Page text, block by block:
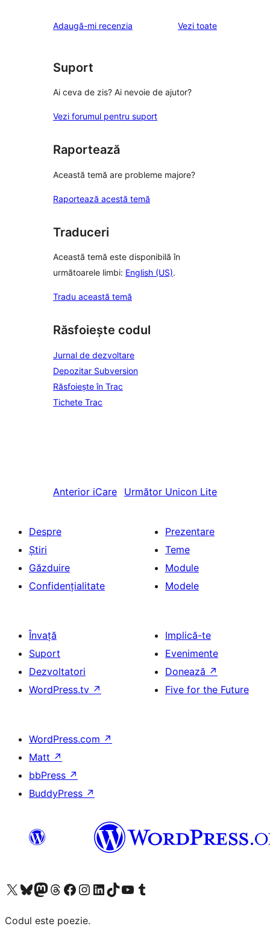
(stele)
recenzii
–
(stele)
Adaugă-mi recenzia Vezi toaterecenziile
Suport
Ai ceva de zis? Ai nevoie de ajutor?
Vezi forumul pentru suport
Raportează
Această temă are probleme majore?
Raportează acestă temă
Traduceri
Această temă este disponibilă în
următoarele limbi: English (US).
Tradu această temă
Răsfoiește codul
Jurnal de dezvoltare
Depozitar Subversion
Răsfoiește în Trac
Tichete Trac
Anterior iCare Următor Unicon Lite
Despre
Știri
Găzduire
Confidențialitate
Prezentare
Teme
Module
Modele
Învață
Suport
Dezvoltatori
WordPress.tv ↗
Implică-te
Evenimente
Donează ↗
Five for the Future
WordPress.com ↗
Matt ↗
bbPress ↗
BuddyPress ↗
Mergi la contul nostru X (fost Twitter)
Vizitează contul nostru Bluesky
Vizitează contul nostru Mastodon
Vizitează contul nostru Threads
Vizitează pagina noastră Facebook
Vizitează-ne pe Instagram
Vizitează-ne pe LinkedIn
Vizitează contul nostru TikTok
Vizitează canalul nostru YouTube
Vizitează contul nostru Tumblr
Codul este poezie.